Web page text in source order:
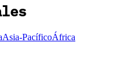
Asia-PacíficoÁfrica